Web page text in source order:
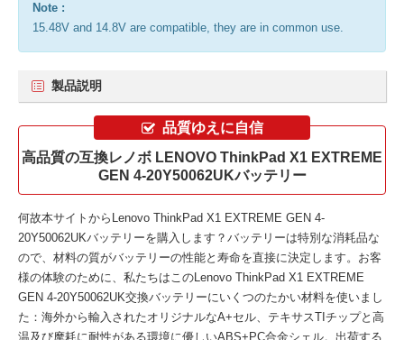
Note :
15.48V and 14.8V are compatible, they are in common use.
製品説明
品質ゆえに自信
高品質の互換レノボ LENOVO ThinkPad X1 EXTREME
GEN 4-20Y50062UKバッテリー
何故本サイトから Lenovo ThinkPad X1 EXTREME GEN 4-
20Y50062UKバッテリーを購入します？バッテリーは特別な消耗品な
ので、材料の質がバッテリーの性能と寿命を直接に決定します。お客
様の体験のために、私たちはこのLenovo ThinkPad X1 EXTREME
GEN 4-20Y50062UK交換バッテリーにいくつのたかい材料を使いまし
た：海外から輸入されたオリジナルなA+セル、テキサスTIチップと高
温及び摩耗に耐性がある環境に優しいABS+PC合金シェル。出荷する